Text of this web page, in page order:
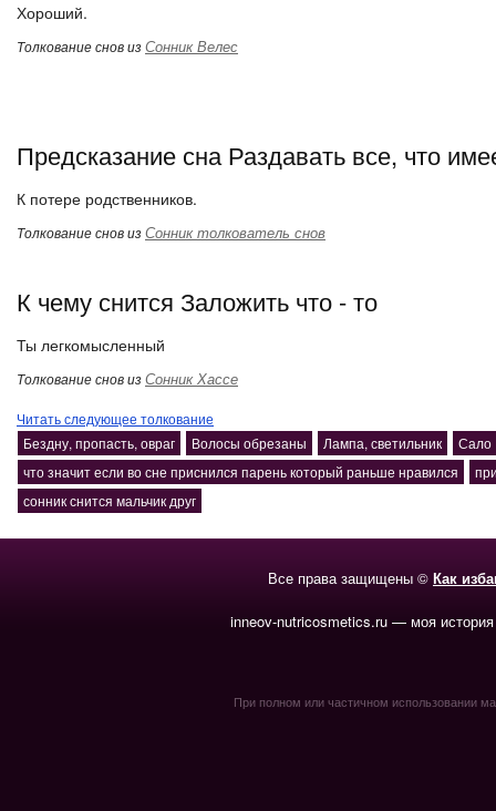
Хороший.
Толкование снов изСонник Велес
Предсказание сна Раздавать все, что
К потере родственников.
Толкование снов изСонник толкователь снов
К чему снится Заложить что - то
Ты легкомысленный
Толкование снов изСонник Хассе
Читать следующее толкование
Бездну, пропасть, овраг
Волосы обрезаны Лампа, светильник
Сало
что значит если во сне приснился парень который раньше нравился
сонник снится мальчик друг
Все права защищены © Как
inneov-nutricosmetics.ru — моя
При полном или частичном использовании